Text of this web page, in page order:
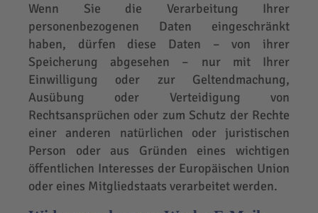
Wenn Sie die Verarbeitung Ihrer
personenbezogenen Daten eingeschränkt
haben, dürfen diese Daten – von ihrer
Speicherung abgesehen – nur mit Ihrer
Einwilligung oder zur Geltendmachung,
Ausübung oder Verteidigung von
Rechtsansprüchen oder zum Schutz der Rechte
einer anderen natürlichen oder juristischen
Person oder aus Gründen eines wichtigen
öffentlichen Interesses der Europäischen Union
oder eines Mitgliedstaats verarbeitet werden.